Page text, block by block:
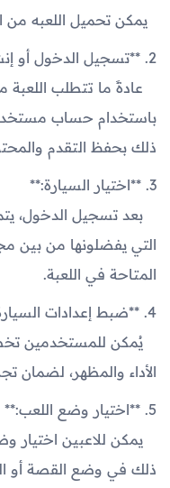
يمكن تحميل اللعبه من
2. **تسجيل الدخول أو إنشاء حساب:**
عادةً ما تتطلب اللعبة
باستخدام حساب
ذلك بحفظ التقدم
3. **اختيار السيارة:**
بعد تسجيل الدخول،
التي يفضلونها من بين
المتاحة في اللعبة.
4. **ضبط إعدادات السيارة:**
يُمكن للمستخدمين
الأداء والمظهر، لضمان
5. **اختيار وضع اللعب:**
يمكن للاعبين اختيار
ذلك في وضع القصة أو